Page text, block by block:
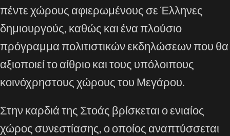
πέντε χώρους αφιερωμένους σε Έλληνες
δημιουργούς, καθώς και ένα πλούσιο
πρόγραμμα πολιτιστικών εκδηλώσεων που θα
αξιοποιεί το αίθριο και τους υπόλοιπους
κοινόχρηστους χώρους του Μεγάρου.
Στην καρδιά της Στοάς βρίσκεται ο ενιαίος
χώρος συνεστίασης, ο οποίος αναπτύσσεται